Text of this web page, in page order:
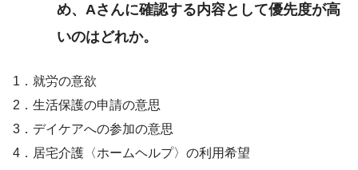
め、Aさんに確認する内容として優先度が高
いのはどれか。
1．就労の意欲
2．生活保護の申請の意思
3．デイケアへの参加の意思
4．居宅介護〈ホームヘルプ〉の利用希望